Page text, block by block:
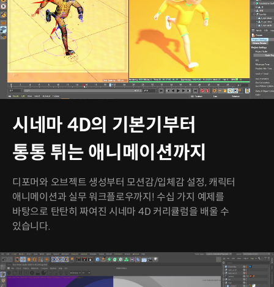
시네마 4D의 기본기부터
통통 튀는 애니메이션까지
디포머와 오브젝트 생성부터 모션감/입체감 설정, 캐릭터
애니메이션과 실무 워크플로우까지! 수십 가지 예제를
바탕으로 탄탄히 짜여진 시네마 4D 커리큘럼을 배울 수
있습니다.